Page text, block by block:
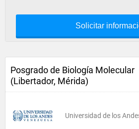
Solicitar
Posgrado de Biología Molecular
(Libertador, Mérida)
Universidad de los